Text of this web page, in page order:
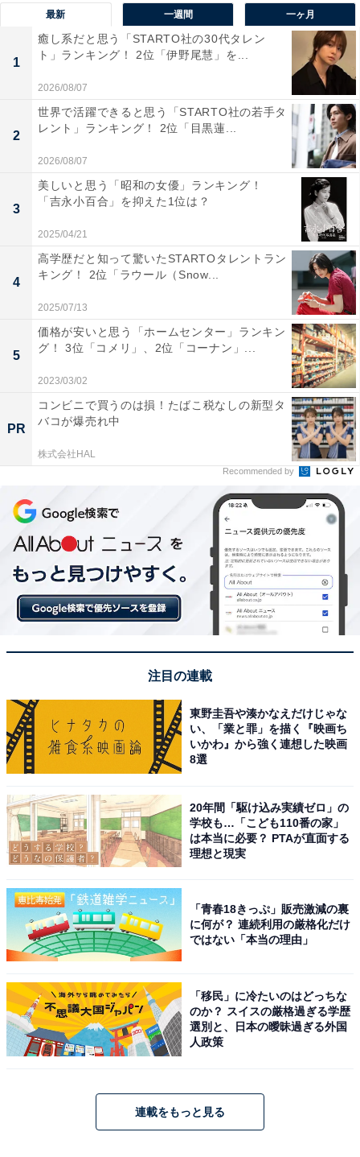
1位：モモ
View this post on Instagram
A post shared by 모모 (MOMO) (@momo)
本人メンバーで、グループではメインダンサーを担当。
卓越したダンスパフォーマンスを見せ、ファンの間では
「モモ」と「ダンスマシーン」をかけあわせた「ダンス
3歳の頃からダンススクールに通っていた経歴を持ち、
基礎がしっかりとした高いダンススキルをどの楽曲でも
披露。パワフルでキレのあるダンスが持ち味で、そのパ
フォーマンスはTWICEの公式YouTubeチャンネルで公開
した『MOMO performance project』で見ることができま
す。
そんなキレキレのダンスを見せるモモさんは、公式
Instagramにおいて、日本人タレントとして初となる
1000万人を突破するなど、モデル・インフルエンサーと
しても人気。2023年6月には、「MIU MIU（ミュウミュ
最新 一週間 一ヶ月
1
癒し系だと思う「STARTO社の30代タレン
ト」ランキング！ 2位「伊野尾慧」を...
2026/08/07
2
世界で活躍できると思う「STARTO社の若手タ
レント」ランキング！ 2位「目黒蓮...
2026/08/07
3
美しいと思う「昭和の女優」ランキング！
「吉永小百合」を抑えた1位は？
2025/04/21
4
高学歴だと知って驚いたSTARTOタレントラン
キング！ 2位「ラウール（Snow...
2025/07/13
5
価格が安いと思う「ホームセンター」ランキン
グ！ 3位「コメリ」、2位「コーナン」...
2023/03/02
PR
コンビニで買うのは損！たばこ税なしの新型タ
バコが爆売れ中
株式会社HAL
Recommended by
注目の連載
東野圭吾や湊かなえだけじゃな
い、「業と罪」を描く『映画ち
いかわ』から強く連想した映画
8選
20年間「駆け込み実績ゼロ」の
学校も…「こども110番の家」
は本当に必要？ PTAが直面する
理想と現実
「青春18きっぷ」販売激減の裏
に何が？ 連続利用の厳格化だけ
ではない「本当の理由」
「移民」に冷たいのはどっちな
のか？ スイスの厳格過ぎる学歴
選別と、日本の曖昧過ぎる外国
人政策
連載をもっと見る